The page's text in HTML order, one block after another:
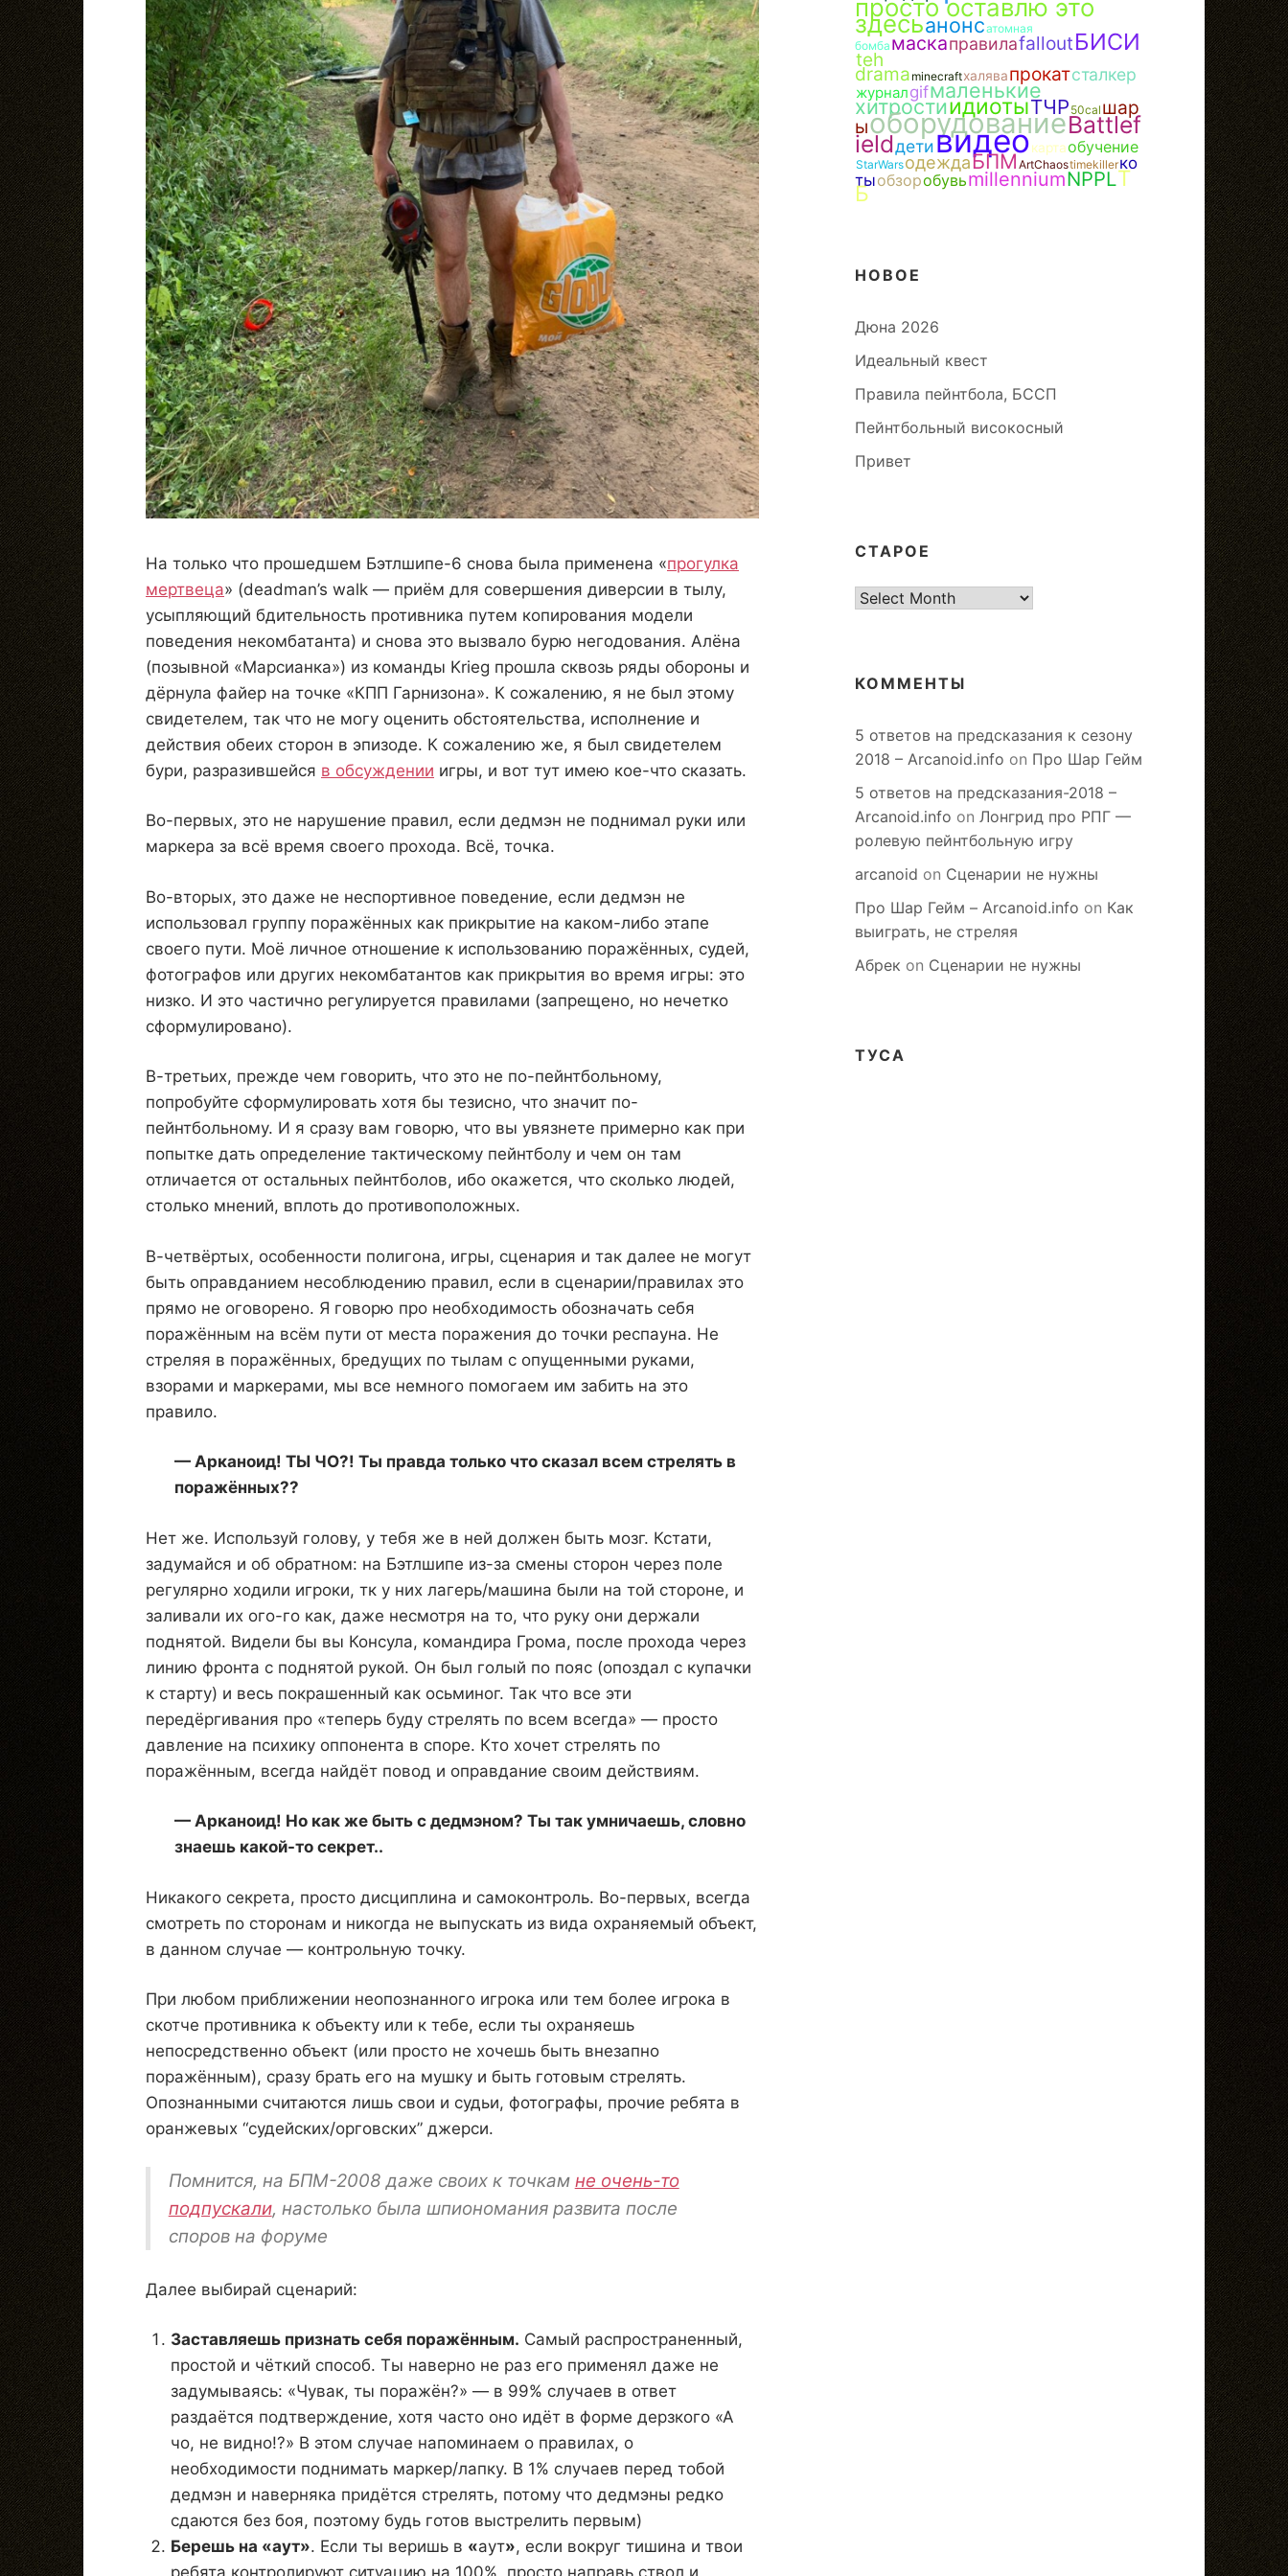
На только что прошедшем Бэтлшипе-6 снова была применена «прогулка
мертвеца» (deadman’s walk — приём для совершения диверсии в тылу,
усыпляющий бдительность противника путем копирования модели
поведения некомбатанта) и снова это вызвало бурю негодования. Алёна
(позывной «Марсианка») из команды Krieg прошла сквозь ряды обороны и
дёрнула файер на точке «КПП Гарнизона». К сожалению, я не был этому
свидетелем, так что не могу оценить обстоятельства, исполнение и
действия обеих сторон в эпизоде. К сожалению же, я был свидетелем
бури, разразившейся в обсуждении игры, и вот тут имею кое-что сказать.
Во-первых, это не нарушение правил, если дедмэн не поднимал руки или
маркера за всё время своего прохода. Всё, точка.
Во-вторых, это даже не неспортивное поведение, если дедмэн не
использовал группу поражённых как прикрытие на каком-либо этапе
своего пути. Моё личное отношение к использованию поражённых, судей,
фотографов или других некомбатантов как прикрытия во время игры: это
низко. И это частично регулируется правилами (запрещено, но нечетко
сформулировано).
В-третьих, прежде чем говорить, что это не по-пейнтбольному,
попробуйте сформулировать хотя бы тезисно, что значит по-
пейнтбольному. И я сразу вам говорю, что вы увязнете примерно как при
попытке дать определение тактическому пейнтболу и чем он там
отличается от остальных пейнтболов, ибо окажется, что сколько людей,
столько мнений, вплоть до противоположных.
В-четвёртых, особенности полигона, игры, сценария и так далее не могут
быть оправданием несоблюдению правил, если в сценарии/правилах это
прямо не оговорено. Я говорю про необходимость обозначать себя
поражённым на всём пути от места поражения до точки респауна. Не
стреляя в поражённых, бредущих по тылам с опущенными руками,
взорами и маркерами, мы все немного помогаем им забить на это
правило.
— Арканоид! ТЫ ЧО?! Ты правда только что сказал всем стрелять в
поражённых??
Нет же. Используй голову, у тебя же в ней должен быть мозг. Кстати,
задумайся и об обратном: на Бэтлшипе из-за смены сторон через поле
регулярно ходили игроки, тк у них лагерь/машина были на той стороне, и
заливали их ого-го как, даже несмотря на то, что руку они держали
поднятой. Видели бы вы Консула, командира Грома, после прохода через
линию фронта с поднятой рукой. Он был голый по пояс (опоздал с купачки
к старту) и весь покрашенный как осьминог. Так что все эти
передёргивания про «теперь буду стрелять по всем всегда» — просто
давление на психику оппонента в споре. Кто хочет стрелять по
поражённым, всегда найдёт повод и оправдание своим действиям.
— Арканоид! Но как же быть с дедмэном? Ты так умничаешь, словно
знаешь какой-то секрет..
Никакого секрета, просто дисциплина и самоконтроль. Во-первых, всегда
смотреть по сторонам и никогда не выпускать из вида охраняемый объект,
в данном случае — контрольную точку.
При любом приближении неопознанного игрока или тем более игрока в
скотче противника к объекту или к тебе, если ты охраняешь
непосредственно объект (или просто не хочешь быть внезапно
поражённым), сразу брать его на мушку и быть готовым стрелять.
Опознанными считаются лишь свои и судьи, фотографы, прочие ребята в
оранжевых “судейских/орговских” джерси.
Помнится, на БПМ-2008 даже своих к точкам не очень-то
подпускали, настолько была шпиономания развита после
споров на форуме
Далее выбирай сценарий:
Заставляешь признать себя поражённым. Самый распространенный,
простой и чёткий способ. Ты наверно не раз его применял даже не
задумываясь: «Чувак, ты поражён?» — в 99% случаев в ответ
раздаётся подтверждение, хотя часто оно идёт в форме дерзкого «А
чо, не видно!?» В этом случае напоминаем о правилах, о
необходимости поднимать маркер/лапку. В 1% случаев перед тобой
дедмэн и наверняка придётся стрелять, потому что дедмэны редко
сдаются без боя, поэтому будь готов выстрелить первым)
Берешь на «аут». Если ты веришь в «аут», если вокруг тишина и твои
просто оставлю это
здесьанонсатомная
бомба маскаправилаfalloutБИСИ
teh
drama minecraftхалявапрокатсталкер
журналgifмаленькие
хитростиидиотыТЧР 50cal шар
ыоборудованиеBattlef
ieldдетивидеокартаобучение
StarWarsодеждаБПМArtChaostimekillerко
тыобзоробувьmillenniumNPPLТ
Б
НОВОЕ
Дюна 2026
Идеальный квест
Правила пейнтбола, БССП
Пейнтбольный високосный
Привет
СТАРОЕ
старое
КОММЕНТЫ
5 ответов на предсказания к сезону
2018 – Arcanoid.info on Про Шар Гейм
5 ответов на предсказания-2018 –
Arcanoid.info on Лонгрид про РПГ —
ролевую пейнтбольную игру
arcanoid on Сценарии не нужны
Про Шар Гейм – Arcanoid.info on Как
выиграть, не стреляя
Абрек on Сценарии не нужны
ТУСА